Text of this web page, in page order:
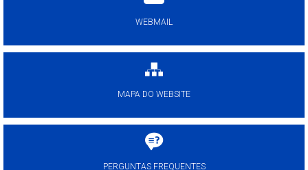
WEBMAIL
MAPA DO WEBSITE
PERGUNTAS FREQUENTES